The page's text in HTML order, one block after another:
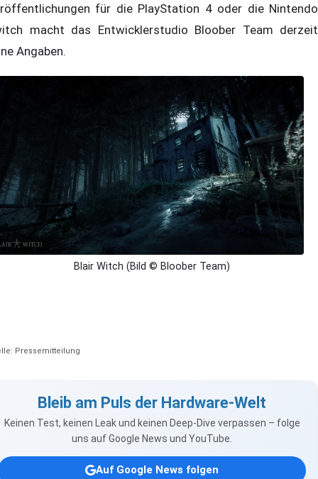
für die PlayStation 4 oder die Nintendo
macht das Entwicklerstudio Bloober Team derzeit
Angaben.
Blair Witch (Bild © Bloober Team)
Pressemitteilung
Bleib am Puls der Hardware-Welt
Keinen Test, keinen Leak und keinen Deep-Dive verpassen – folge
uns auf Google News und YouTube.
Auf Google News folgen